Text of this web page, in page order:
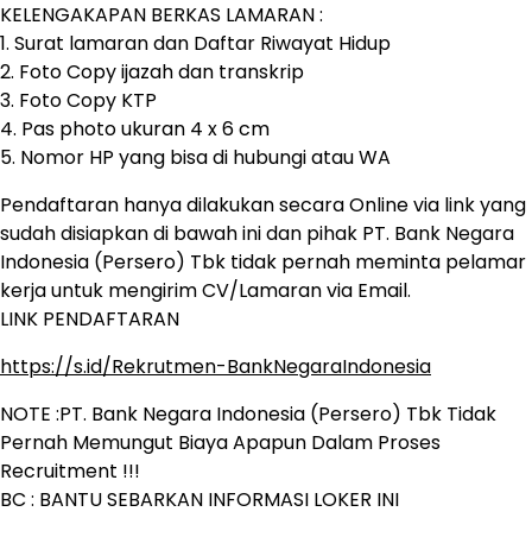
KELENGAKAPAN BERKAS LAMARAN :
1. Surat lamaran dan Daftar Riwayat Hidup
2. Foto Copy ijazah dan transkrip
3. Foto Copy KTP
4. Pas photo ukuran 4 x 6 cm
5. Nomor HP yang bisa di hubungi atau WA
Pendaftaran hanya dilakukan secara Online via link yang
sudah disiapkan di bawah ini dan pihak PT. Bank Negara
Indonesia (Persero) Tbk tidak pernah meminta pelamar
kerja untuk mengirim CV/Lamaran via Email.
LINK PENDAFTARAN
https://s.id/Rekrutmen-BankNegaraIndonesia
NOTE :PT. Bank Negara Indonesia (Persero) Tbk Tidak
Pernah Memungut Biaya Apapun Dalam Proses
Recruitment !!!
BC : BANTU SEBARKAN INFORMASI LOKER INI